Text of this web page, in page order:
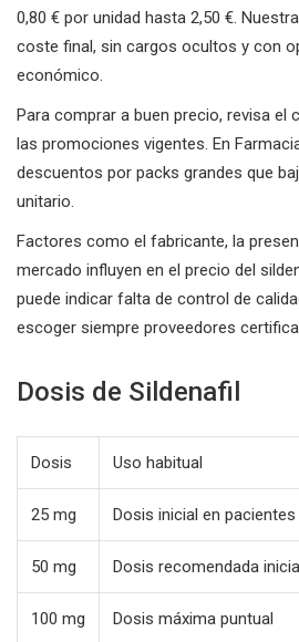
0,80 € por unidad hasta 2,50 €.
coste final, sin cargos ocultos y con
económico.
Para comprar a buen precio, revisa el
las promociones vigentes. En
descuentos por packs grandes que
unitario.
Factores como el fabricante, la
mercado influyen en el precio del
puede indicar falta de control de
escoger siempre proveedores
Dosis de Sildenafil
Dosis Uso habitual
25 mg Dosis inicial en
50 mg Dosis recomendada
100 mg Dosis máxima puntual